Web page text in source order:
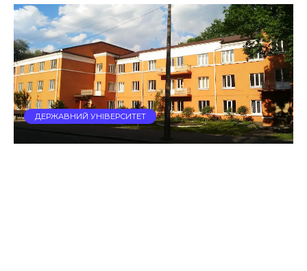
ДЕРЖАВНИЙ УНІВЕРСИТЕТ